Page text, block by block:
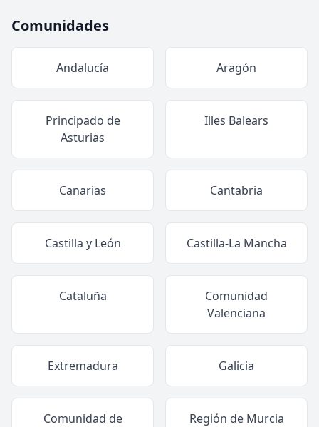
Comunidades
Andalucía Aragón
Principado de
Asturias
Illes Balears
Canarias Cantabria
Castilla y León Castilla-La Mancha
Cataluña
Comunidad
Valenciana
Extremadura Galicia
Comunidad de
Región de Murcia